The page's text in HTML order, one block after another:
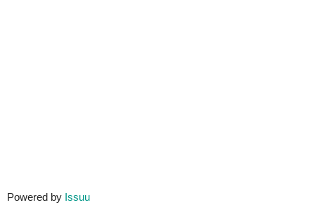
Powered by Issuu